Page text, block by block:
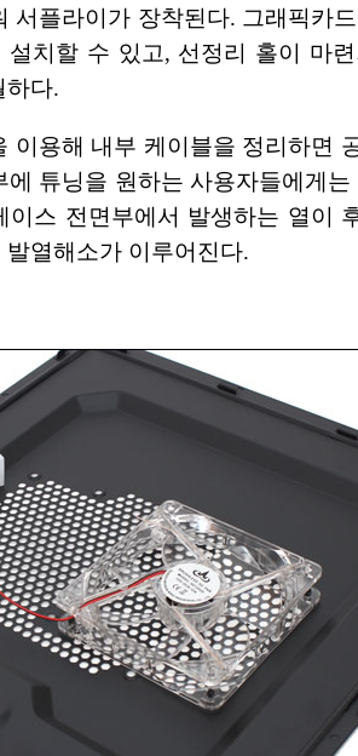
서플라이가 장착된다. 그래픽카
설치할 수 있고, 선정리 홀이 마
하다.
이용해 내부 케이블을 정리하면
에 튜닝을 원하는 사용자들에게는
이스 전면부에서 발생하는 열이
열해소가 이루어진다.